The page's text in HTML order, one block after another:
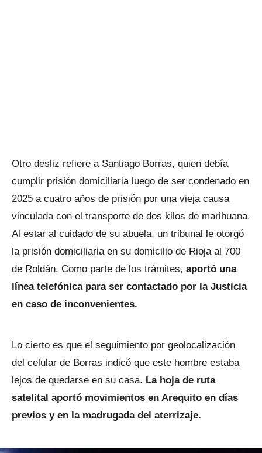
Otro desliz refiere a Santiago Borras, quien debía
cumplir prisión domiciliaria luego de ser condenado en
2025 a cuatro años de prisión por una vieja causa
vinculada con el transporte de dos kilos de marihuana.
Al estar al cuidado de su abuela, un tribunal le otorgó
la prisión domiciliaria en su domicilio de Rioja al 700
de Roldán. Como parte de los trámites, aportó una
línea telefónica para ser contactado por la Justicia
en caso de inconvenientes.
Lo cierto es que el seguimiento por geolocalización
del celular de Borras indicó que este hombre estaba
lejos de quedarse en su casa. La hoja de ruta
satelital aportó movimientos en Arequito en días
previos y en la madrugada del aterrizaje.